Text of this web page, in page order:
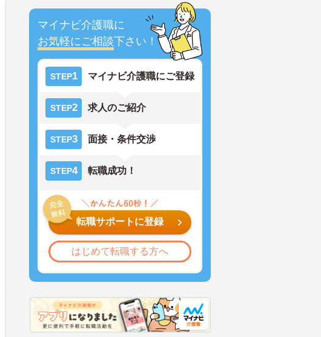
マイナビ介護職に
お気軽にご相談下さい！
STEP1 マイナビ介護職にご登録
STEP2 求人のご紹介
STEP3 面接・条件交渉
STEP4 転職成功！
転職サポートに登録
はじめて転職する方へ